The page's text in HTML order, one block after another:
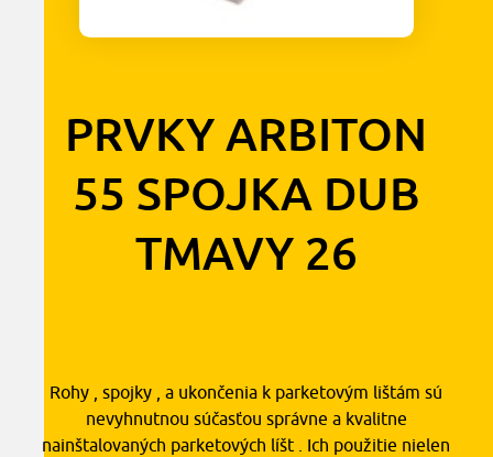
PRVKY ARBITON
55 SPOJKA DUB
TMAVY 26
Rohy , spojky , a ukončenia k parketovým lištám sú
nevyhnutnou súčasťou správne a kvalitne
nainštalovaných parketových líšt . Ich použitie nielen